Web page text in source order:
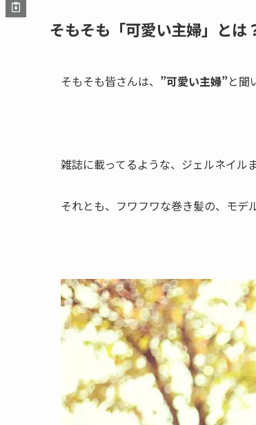
そもそも「可愛い主婦」とは
そもそも皆さんは、 ”可愛い主婦”と聞
雑誌に載ってるような、ジェルネイル
それとも、フワフワな巻き髪の、モデ